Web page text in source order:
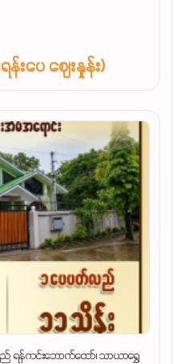
းပေ ဈေးနှုန်း)
န်ကင်းဘောက်ထော်၊ သာယာရွှေ